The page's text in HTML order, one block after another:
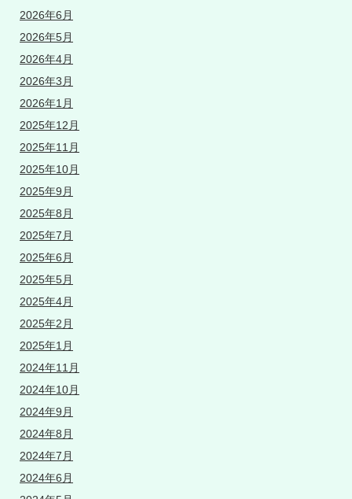
2026年6月
2026年5月
2026年4月
2026年3月
2026年1月
2025年12月
2025年11月
2025年10月
2025年9月
2025年8月
2025年7月
2025年6月
2025年5月
2025年4月
2025年2月
2025年1月
2024年11月
2024年10月
2024年9月
2024年8月
2024年7月
2024年6月